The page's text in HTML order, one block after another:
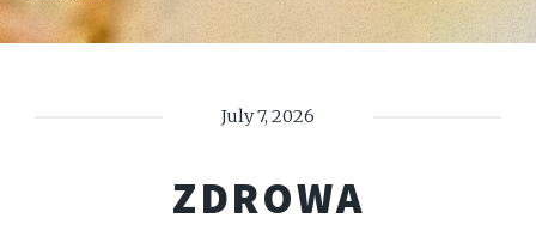
July 7, 2026
ZDROWA